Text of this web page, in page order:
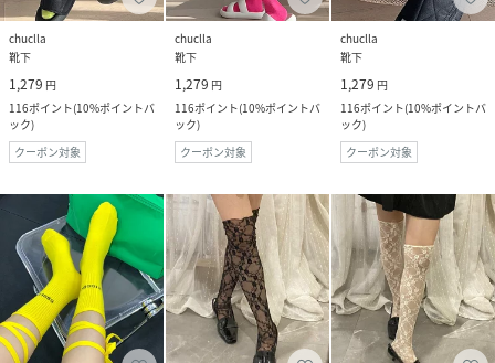
chuclla
靴下
1,279 円
116ポイント(10%ポイントバ
ック)
クーポン対象
chuclla
靴下
1,279 円
116ポイント(10%ポイントバ
ック)
クーポン対象
chuclla
靴下
1,279 円
116ポイント(10%ポイントバ
ック)
クーポン対象